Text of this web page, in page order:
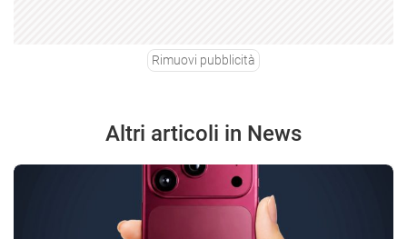
Rimuovi pubblicità
Altri articoli in News